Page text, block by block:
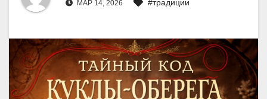
МАР 14, 2026 #традиции